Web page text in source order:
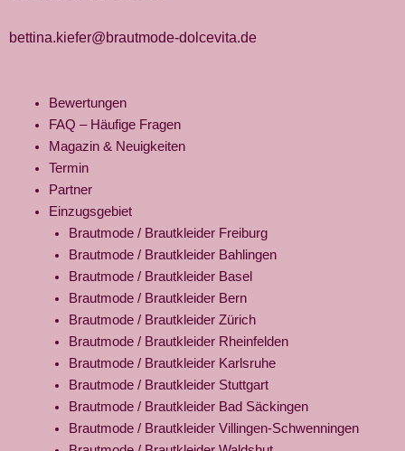
bettina.kiefer@brautmode-dolcevita.de
Bewertungen
FAQ – Häufige Fragen
Magazin & Neuigkeiten
Termin
Partner
Einzugsgebiet
Brautmode / Brautkleider Freiburg
Brautmode / Brautkleider Bahlingen
Brautmode / Brautkleider Basel
Brautmode / Brautkleider Bern
Brautmode / Brautkleider Zürich
Brautmode / Brautkleider Rheinfelden
Brautmode / Brautkleider Karlsruhe
Brautmode / Brautkleider Stuttgart
Brautmode / Brautkleider Bad Säckingen
Brautmode / Brautkleider Villingen-Schwenningen